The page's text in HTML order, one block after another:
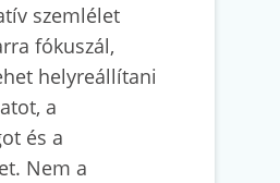
szemlélet
fókuszál,
helyreállítani
a
és a
Nem a